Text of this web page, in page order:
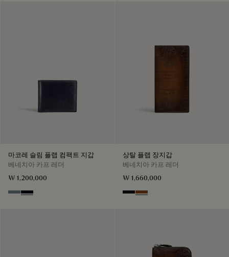
마코레 슬림 플랩 컴팩트 지갑
베네치아 카프 레더
₩ 1,200,000
Bleu Brume
Atlantide
상탈 플랩 장지갑
베네치아 카프 레더
₩ 1,660,000
Nero Grigio
Cacao Intenso